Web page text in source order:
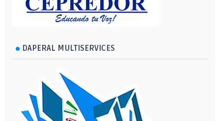
DAPERAL MULTISERVICES